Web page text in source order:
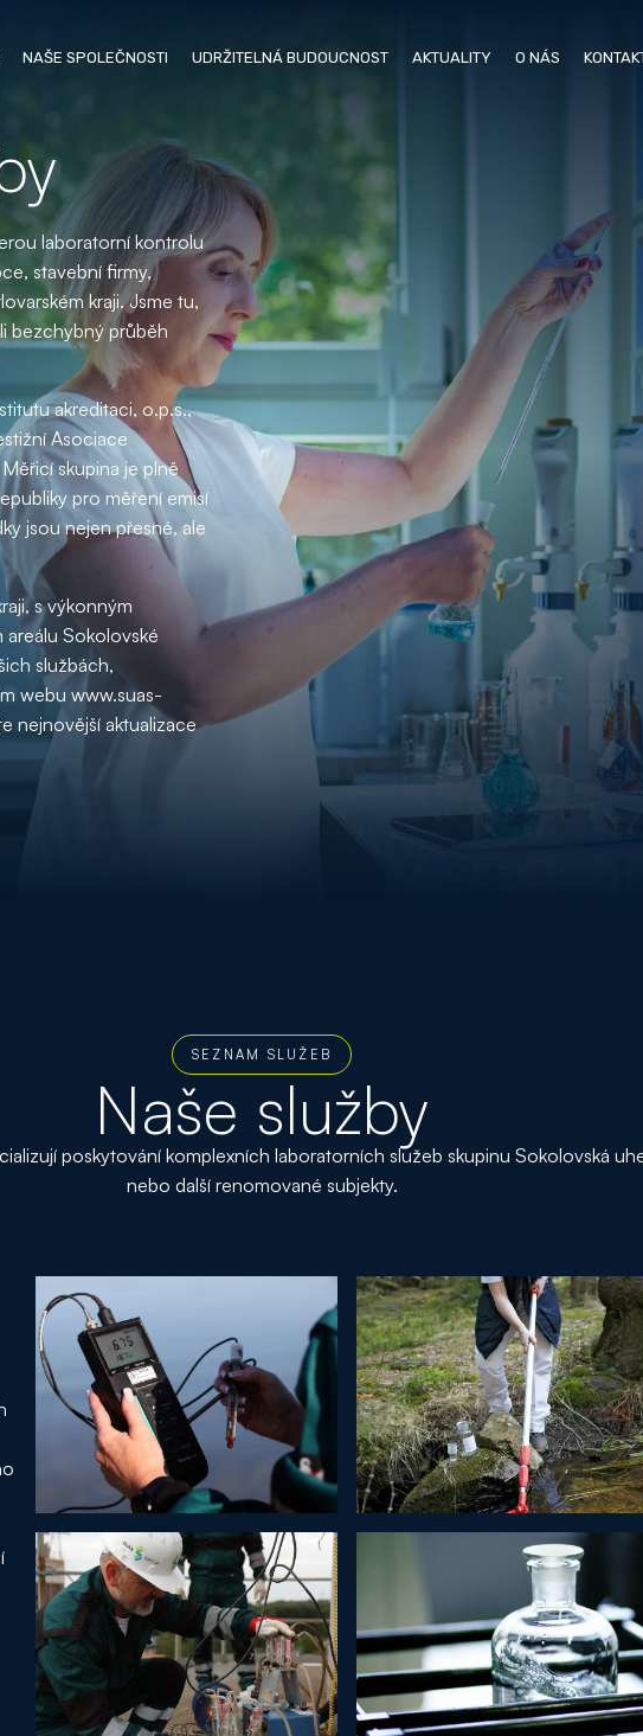
NAŠE SPOLEČNOSTI UDRŽITELNÁ BUDOUCNOST AKTUALITY O NÁS
laboratorní kontrolu
stavební firmy,
kraji. Jsme tu,
bezchybný průběh
akreditaci, o.p.s.,
Asociace
skupina je plně
pro měření emisí
jsou nejen přesné, ale
s výkonným
Sokolovské
službách,
webu www.suas-
nejnovější aktualizace
SEZNAM SLUŽEB
Naše služby
poskytování komplexních laboratorních služeb skupinu Sokolovská
nebo další renomované subjekty.